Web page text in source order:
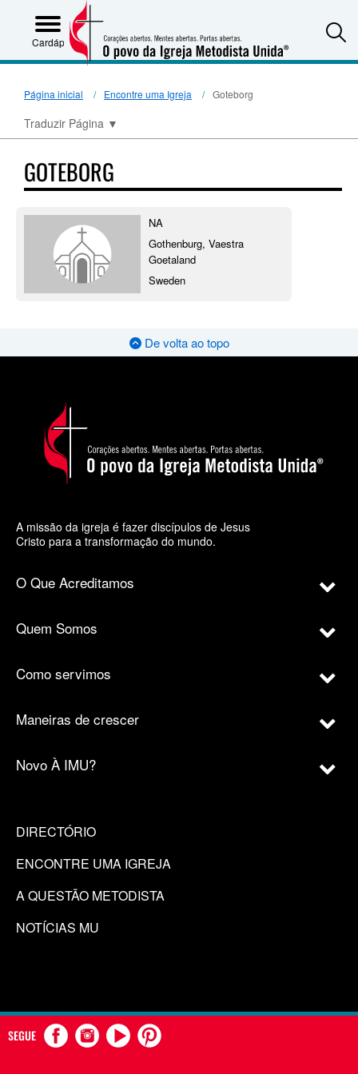
Cardápio
Página inicial Encontre uma Igreja Goteborg
Traduzir Página ▼
GOTEBORG
NA
Gothenburg, Vaestra
Goetaland
Sweden
De volta ao topo
A missão da igreja é fazer discípulos de Jesus
Cristo para a transformação do mundo.
O Que Acreditamos
Quem Somos
Como servimos
Maneiras de crescer
Novo À IMU?
DIRECTÓRIO
ENCONTRE UMA IGREJA
A QUESTÃO METODISTA
NOTÍCIAS MU
SEGUE